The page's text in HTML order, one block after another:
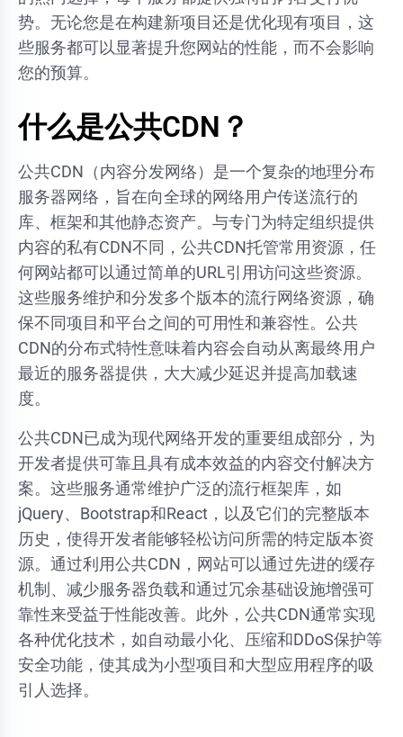
势。无论您是在构建新项目还是优化现有项目，这
些服务都可以显著提升您网站的性能，而不会影响
您的预算。
什么是公共CDN？
公共CDN（内容分发网络）是一个复杂的地理分布
服务器网络，旨在向全球的网络用户传送流行的
库、框架和其他静态资产。与专门为特定组织提供
内容的私有CDN不同，公共CDN托管常用资源，任
何网站都可以通过简单的URL引用访问这些资源。
这些服务维护和分发多个版本的流行网络资源，确
保不同项目和平台之间的可用性和兼容性。公共
CDN的分布式特性意味着内容会自动从离最终用户
最近的服务器提供，大大减少延迟并提高加载速
度。
公共CDN已成为现代网络开发的重要组成部分，为
开发者提供可靠且具有成本效益的内容交付解决方
案。这些服务通常维护广泛的流行框架库，如
jQuery、Bootstrap和React，以及它们的完整版本
历史，使得开发者能够轻松访问所需的特定版本资
源。通过利用公共CDN，网站可以通过先进的缓存
机制、减少服务器负载和通过冗余基础设施增强可
靠性来受益于性能改善。此外，公共CDN通常实现
各种优化技术，如自动最小化、压缩和DDoS保护等
安全功能，使其成为小型项目和大型应用程序的吸
引人选择。